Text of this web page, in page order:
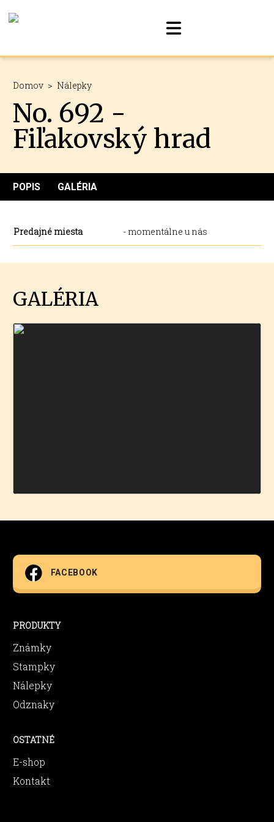
Domov > Nálepky
No. 692 -
Fiľakovský hrad
POPIS GALÉRIA
Predajné miesta - momentálne u nás
GALÉRIA
FACEBOOK
PRODUKTY
Známky
Stampky
Nálepky
Odznaky
OSTATNÉ
E-shop
Kontakt